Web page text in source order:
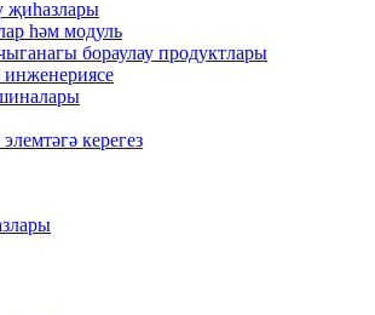
җиһазлары
һәм модуль
бораулау продуктлары
керегез